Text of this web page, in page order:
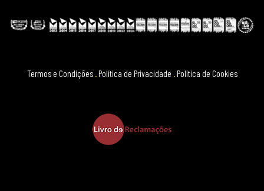
Termos e Condições .Política de Privacidade .Política de Cookies